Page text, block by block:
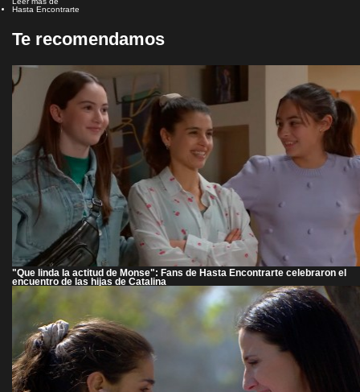
Hasta Encontrarte
Te recomendamos
"Que linda la actitud de Monse": Fans de Hasta Encontrarte celebraron el
encuentro de las hijas de Catalina